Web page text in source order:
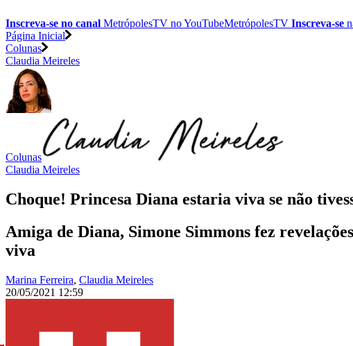
Inscreva-se no canal MetrópolesTV noYouTubeMetrópolesTV Inscreva-se
Página Inicial
Colunas
Claudia Meireles
Colunas
Claudia Meireles
Choque! Princesa Diana estaria viva se não
Amiga de Diana, Simone Simmons fez
viva
Marina Ferreira, Claudia Meireles
20/05/2021 12:59